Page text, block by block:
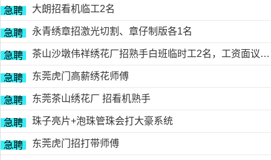
急聘 大朗招看机临工2名
急聘 永青绣章招激光切割、章仔制版各1名
急聘 茶山沙墩伟祥绣花厂招熟手白班临时工2名，工资面议，包吃住有的请电18676754153黎生
急聘 东莞虎门高薪绣花师傅
急聘 东莞茶山绣花厂 招看机熟手
急聘 珠子亮片+泡珠管珠会打大豪系统
急聘 东莞虎门招打带师傅